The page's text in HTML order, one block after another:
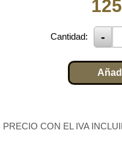
Cantidad:
PRECIO CON EL IVA